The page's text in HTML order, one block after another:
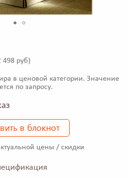
498 руб)
в ценовой категории. Значение
по запросу.
в блокнот
цены / скидки